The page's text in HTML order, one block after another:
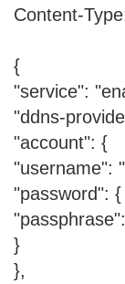
Content-
{
"service":
"ddns-
"account": {
"username":
"password": {
}
},